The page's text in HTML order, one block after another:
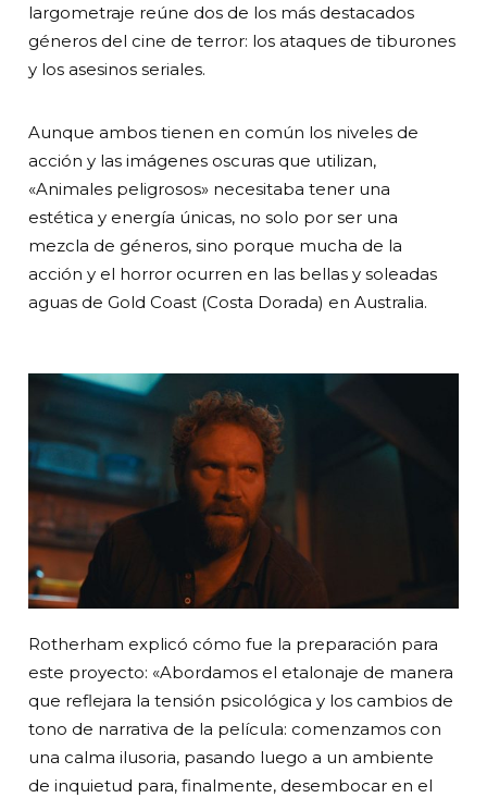
largometraje reúne dos de los más destacados
géneros del cine de terror: los ataques de tiburones
y los asesinos seriales.
Aunque ambos tienen en común los niveles de
acción y las imágenes oscuras que utilizan,
«Animales peligrosos» necesitaba tener una
estética y energía únicas, no solo por ser una
mezcla de géneros, sino porque mucha de la
acción y el horror ocurren en las bellas y soleadas
aguas de Gold Coast (Costa Dorada) en Australia.
Rotherham explicó cómo fue la preparación para
este proyecto: «Abordamos el etalonaje de manera
que reflejara la tensión psicológica y los cambios de
tono de narrativa de la película: comenzamos con
una calma ilusoria, pasando luego a un ambiente
de inquietud para, finalmente, desembocar en el